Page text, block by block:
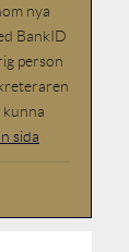
nya
BankID
person
sida